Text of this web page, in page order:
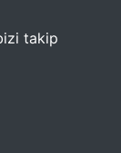
takip